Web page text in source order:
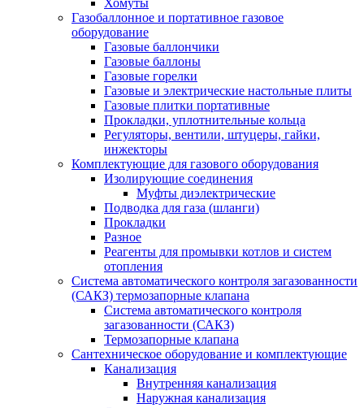
Хомуты
Газобаллонное и портативное газовое
оборудование
Газовые баллончики
Газовые баллоны
Газовые горелки
Газовые и электрические настольные плиты
Газовые плитки портативные
Прокладки, уплотнительные кольца
Регуляторы, вентили, штуцеры, гайки,
инжекторы
Комплектующие для газового оборудования
Изолирующие соединения
Муфты диэлектрические
Подводка для газа (шланги)
Прокладки
Разное
Реагенты для промывки котлов и систем
отопления
Система автоматического контроля загазованности
(САКЗ) термозапорные клапана
Система автоматического контроля
загазованности (САКЗ)
Термозапорные клапана
Сантехническое оборудование и комплектующие
Канализация
Внутренняя канализация
Наружная канализация